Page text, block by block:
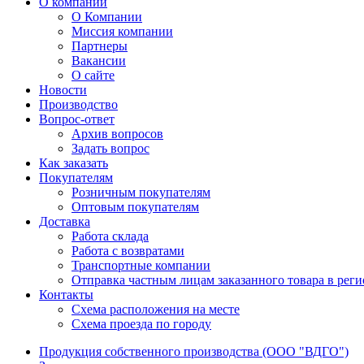
О Компании
Миссия компании
Партнеры
Вакансии
О сайте
Новости
Производство
Вопрос-ответ
Архив вопросов
Задать вопрос
Как заказать
Покупателям
Розничным покупателям
Оптовым покупателям
Доставка
Работа склада
Работа с возвратами
Транспортные компании
Отправка частным лицам заказанного товара в
Контакты
Схема расположения на месте
Схема проезда по городу
Продукция собственного производства (ООО "ВДГО")